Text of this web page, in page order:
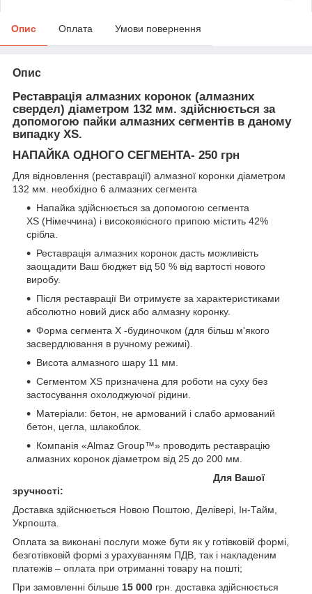
Опис Оплата Умови повернення
Опис
Реставрація алмазних коронок (алмазних
свердел) діаметром 132 мм. здійснюється за
допомогою пайки алмазних сегментів в даному
випадку XS.
НАПАЙКА ОДНОГО СЕГМЕНТА- 250 грн
Для відновлення (реставрації) алмазної коронки діаметром
132 мм. необхідно 6 алмазних сегмента
Напайка здійснюється за допомогою сегмента
ХS (Німеччина) і високоякісного припою містить 42%
срібла.
Реставрація алмазних коронок дасть можливість
заощадити Ваш бюджет від 50 % від вартості нового
виробу.
Після реставрації Ви отримуєте за характеристиками
абсолютно новий диск або алмазну коронку.
Форма сегмента Х -будиночком (для більш м'якого
засвердлювання в ручному режимі).
Висота алмазного шару 11 мм.
Сегментом ХS призначена для роботи на суху без
застосування охолоджуючої рідини.
Матеріали: бетон, не армований і слабо армований
бетон, цегла, шлакоблок.
Компанія «Almaz Group™» проводить реставрацію
алмазних коронок діаметром від 25 до 200 мм.
Для Вашої
зручності:
Доставка здійснюється Новою Поштою, Делівері, Ін-Тайм,
Укрпошта.
Оплата за виконані послуги може бути як у готівковій формі,
безготівковій формі з урахуванням ПДВ, так і накладеним
платежів – оплата при отриманні товару на пошті;
При замовленні більше 15 000 грн. доставка здійснюється